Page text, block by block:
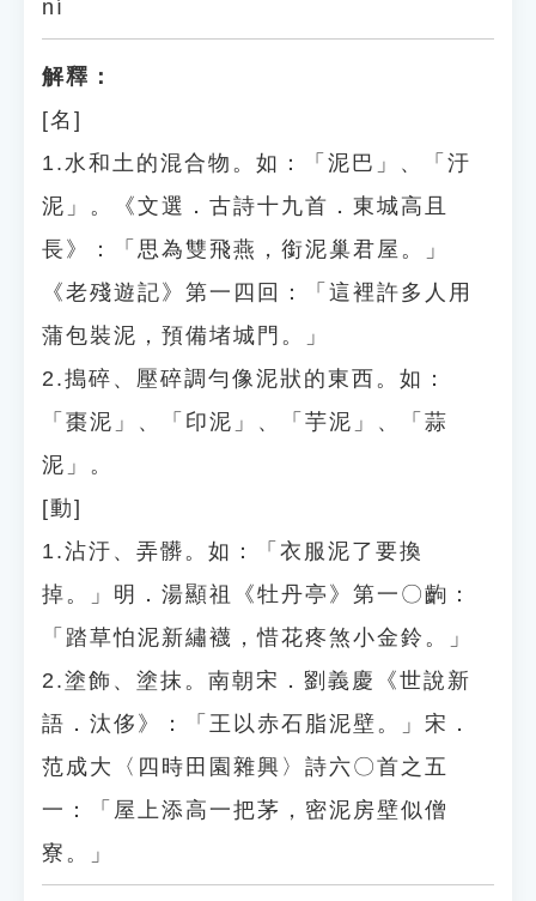
ní
解釋：
[名]
1.水和土的混合物。如：「泥巴」、「汙
泥」。《文選．古詩十九首．東城高且
長》：「思為雙飛燕，銜泥巢君屋。」
《老殘遊記》第一四回：「這裡許多人用
蒲包裝泥，預備堵城門。」
2.搗碎、壓碎調勻像泥狀的東西。如：
「棗泥」、「印泥」、「芋泥」、「蒜
泥」。
[動]
1.沾汙、弄髒。如：「衣服泥了要換
掉。」明．湯顯祖《牡丹亭》第一〇齣：
「踏草怕泥新繡襪，惜花疼煞小金鈴。」
2.塗飾、塗抹。南朝宋．劉義慶《世說新
語．汰侈》：「王以赤石脂泥壁。」宋．
范成大〈四時田園雜興〉詩六〇首之五
一：「屋上添高一把茅，密泥房壁似僧
寮。」